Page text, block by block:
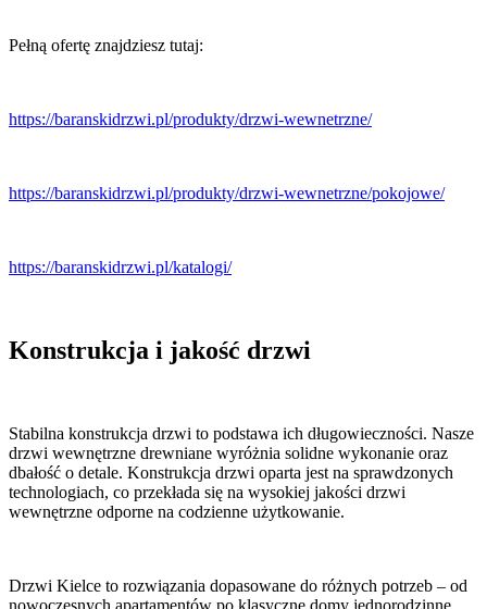
Pełną ofertę znajdziesz tutaj:
https://baranskidrzwi.pl/produkty/drzwi-wewnetrzne/
https://baranskidrzwi.pl/produkty/drzwi-wewnetrzne/pokojowe/
https://baranskidrzwi.pl/katalogi/
Konstrukcja i jakość drzwi
Stabilna konstrukcja drzwi to podstawa ich długowieczności. Nasze
drzwi wewnętrzne drewniane wyróżnia solidne wykonanie oraz
dbałość o detale. Konstrukcja drzwi oparta jest na sprawdzonych
technologiach, co przekłada się na wysokiej jakości drzwi
wewnętrzne odporne na codzienne użytkowanie.
Drzwi Kielce to rozwiązania dopasowane do różnych potrzeb – od